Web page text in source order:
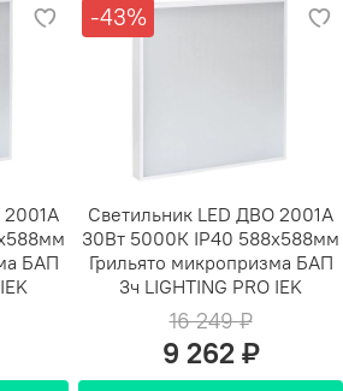
БАП
-43%
Светильник LED ДВО 2001A
30Вт 5000К IP40 588х588мм
Грильято микропризма БАП
3ч LIGHTING PRO IEK
16 249 ₽
9 262 ₽